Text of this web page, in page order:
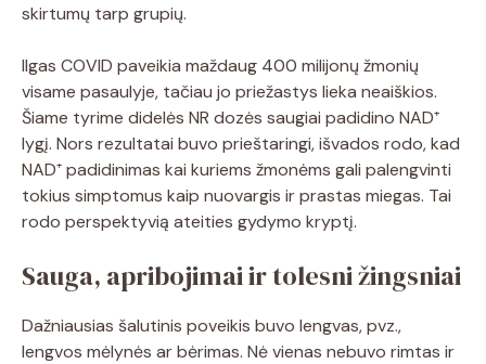
skirtumų tarp grupių.
Ilgas COVID paveikia maždaug 400 milijonų žmonių
visame pasaulyje, tačiau jo priežastys lieka neaiškios.
Šiame tyrime didelės NR dozės saugiai padidino NAD⁺
lygį. Nors rezultatai buvo prieštaringi, išvados rodo, kad
NAD⁺ padidinimas kai kuriems žmonėms gali palengvinti
tokius simptomus kaip nuovargis ir prastas miegas. Tai
rodo perspektyvią ateities gydymo kryptį.
Sauga, apribojimai ir tolesni žingsniai
Dažniausias šalutinis poveikis buvo lengvas, pvz.,
lengvos mėlynės ar bėrimas. Nė vienas nebuvo rimtas ir